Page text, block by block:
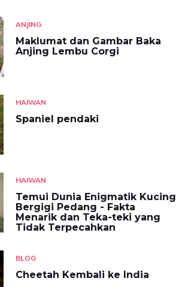
ANJING
Maklumat dan Gambar Baka
Anjing Lembu Corgi
HAIWAN
Spaniel pendaki
HAIWAN
Temui Dunia Enigmatik Kucing
Bergigi Pedang - Fakta
Menarik dan Teka-teki yang
Tidak Terpecahkan
BLOG
Cheetah Kembali ke India